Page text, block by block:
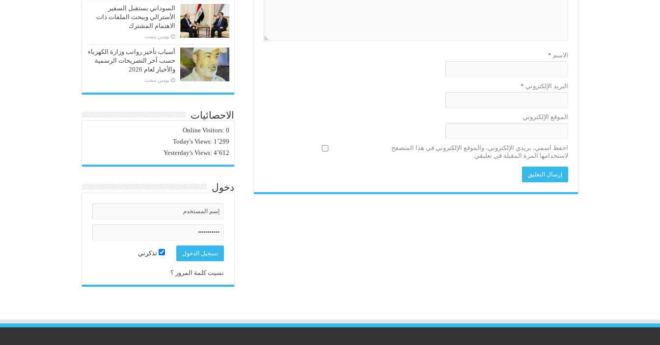
الاسم *
البريد الإلكتروني *
الموقع الإلكتروني
احفظ اسمي، بريدي الإلكتروني، والموقع الإلكتروني في هذا المتصفح
لاستخدامها المرة المقبلة في تعليقي.
السوداني يستقبل السفير
الأسترالي ويبحث الملفات ذات
الاهتمام المشترك
‏يومين مضت
أسباب تأخير رواتب وزارة الكهرباء
حسب آخر التصريحات الرسمية
والأخبار لعام 2026
‏يومين مضت
الاحصائيات
Online Visitors: 0
Today's Views: 1٬299
Yesterday's Views: 4٬612
دخول
تذكرني
نسيت كلمة المرور ؟